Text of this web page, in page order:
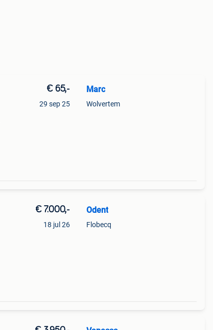
€ 65,-
29 sep 25
Marc
Wolvertem
€ 7.000,-
18 jul 26
Odent
Flobecq